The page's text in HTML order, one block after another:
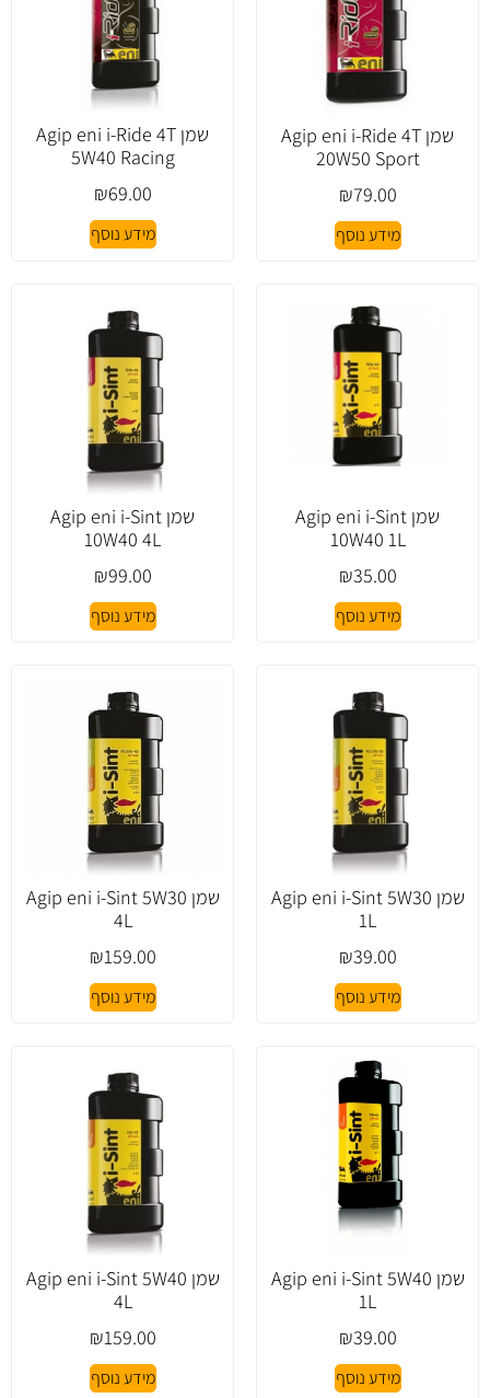
שמן Agip eni i-Ride 4T
20W50 Sport
₪79.00
מידע נוסף
שמן Agip eni i-Ride 4T
5W40 Racing
₪69.00
מידע נוסף
שמן Agip eni i-Sint
10W40 1L
₪35.00
מידע נוסף
שמן Agip eni i-Sint
10W40 4L
₪99.00
מידע נוסף
שמן Agip eni i-Sint 5W30
1L
₪39.00
מידע נוסף
שמן Agip eni i-Sint 5W30
4L
₪159.00
מידע נוסף
שמן Agip eni i-Sint 5W40
1L
₪39.00
מידע נוסף
שמן Agip eni i-Sint 5W40
4L
₪159.00
מידע נוסף